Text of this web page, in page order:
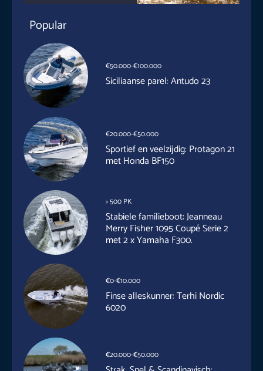
Popular
€50.000-€100.000
Siciliaanse parel: Antudo 23
€20.000-€50.000
Sportief en veelzijdig: Protagon 21
met Honda BF150
> 500 PK
Stabiele familieboot: Jeanneau
Merry Fisher 1095 Coupé Serie 2
met 2 x Yamaha F300.
€0-€10.000
Finse alleskunner: Terhi Nordic
6020
€20.000-€50.000